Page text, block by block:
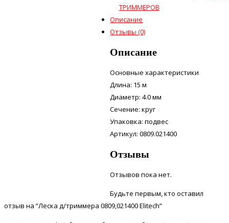
ТРИММЕРОВ
Описание
Отзывы (0)
Описание
Основные характеристики
Длина: 15 м
Диаметр: 4.0 мм
Сечение: круг
Упаковка: подвес
Артикул: 0809.021400
Отзывы
Отзывов пока нет.
Будьте первым, кто оставил
отзыв на “Леска д/триммера 0809,021400 Elitech”